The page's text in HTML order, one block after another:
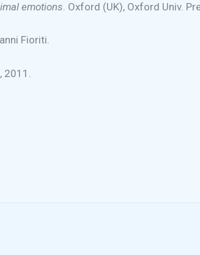
emotions . Oxford (UK), Oxford Univ.
Fioriti.
2011.